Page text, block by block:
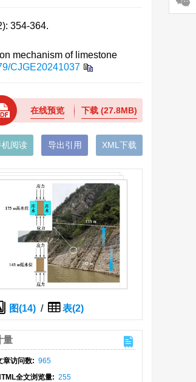
354-364.
mechanism of limestone
CJGE20241037
在线预览 下载(27.8MB)
机阅读 导出引用 XML下载
图(14) / 表(2)
量
章访问数: 965
全文浏览量: 255